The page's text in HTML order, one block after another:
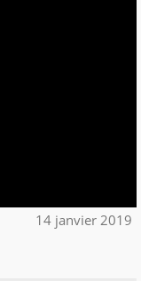
14 janvier 2019